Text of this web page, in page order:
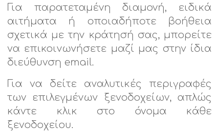
Για παρατεταμένη διαμονή, ειδικά
αιτήματα ή οποιαδήποτε βοήθεια
σχετικά με την κράτησή σας, μπορείτε
να επικοινωνήσετε μαζί μας στην ίδια
διεύθυνση email.
Για να δείτε αναλυτικές περιγραφές
των επιλεγμένων ξενοδοχείων, απλώς
κάντε κλικ στο όνομα κάθε
ξενοδοχείου.